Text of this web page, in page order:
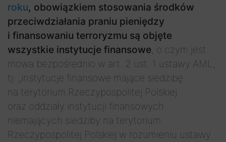
roku, obowiązkiem stosowania środków
przeciwdziałania praniu pieniędzy
i finansowaniu terroryzmu są objęte
wszystkie instytucje finansowe, o czym jest
mowa bezpośrednio w art. 2 ust. 1 ustawy AML,
tj: „instytucje finansowe mające siedzibę
na terytorium Rzeczypospolitej Polskiej
oraz oddziały instytucji finansowych
niemających siedziby na terytorium
Rzeczypospolitej Polskiej w rozumieniu ustawy